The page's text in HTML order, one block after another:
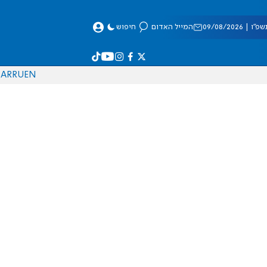
08/2026 המייל האדום חיפוש
EN
RU
AR